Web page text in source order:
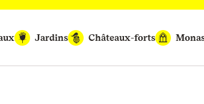
Jardins Châteaux-forts